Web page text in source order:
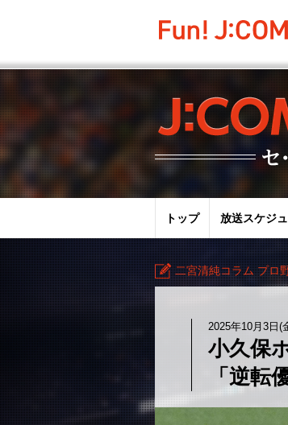
トップ 放送スケジ
二宮清純コラム プロ
2025年10月3日(
小久保
「逆転